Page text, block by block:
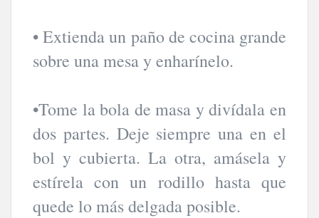
• Extienda un paño de cocina grande
sobre una mesa y enharínelo.
•Tome la bola de masa y divídala en
dos partes. Deje siempre una en el
bol y cubierta. La otra, amásela y
estírela con un rodillo hasta que
quede lo más delgada posible.